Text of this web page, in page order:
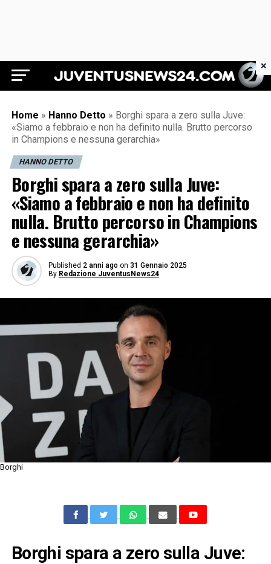
Juventus News 24
Home » Hanno Detto » Borghi spara a zero sulla Juve:
«Siamo a febbraio e non ha definito nulla. Brutto percorso
in Champions e nessuna gerarchia»
HANNO DETTO
Borghi spara a zero sulla Juve:
«Siamo a febbraio e non ha definito
nulla. Brutto percorso in Champions
e nessuna gerarchia»
Published 2 anni ago on 31 Gennaio 2025
By Redazione JuventusNews24
Borghi
Borghi spara a zero sulla Juve:
×